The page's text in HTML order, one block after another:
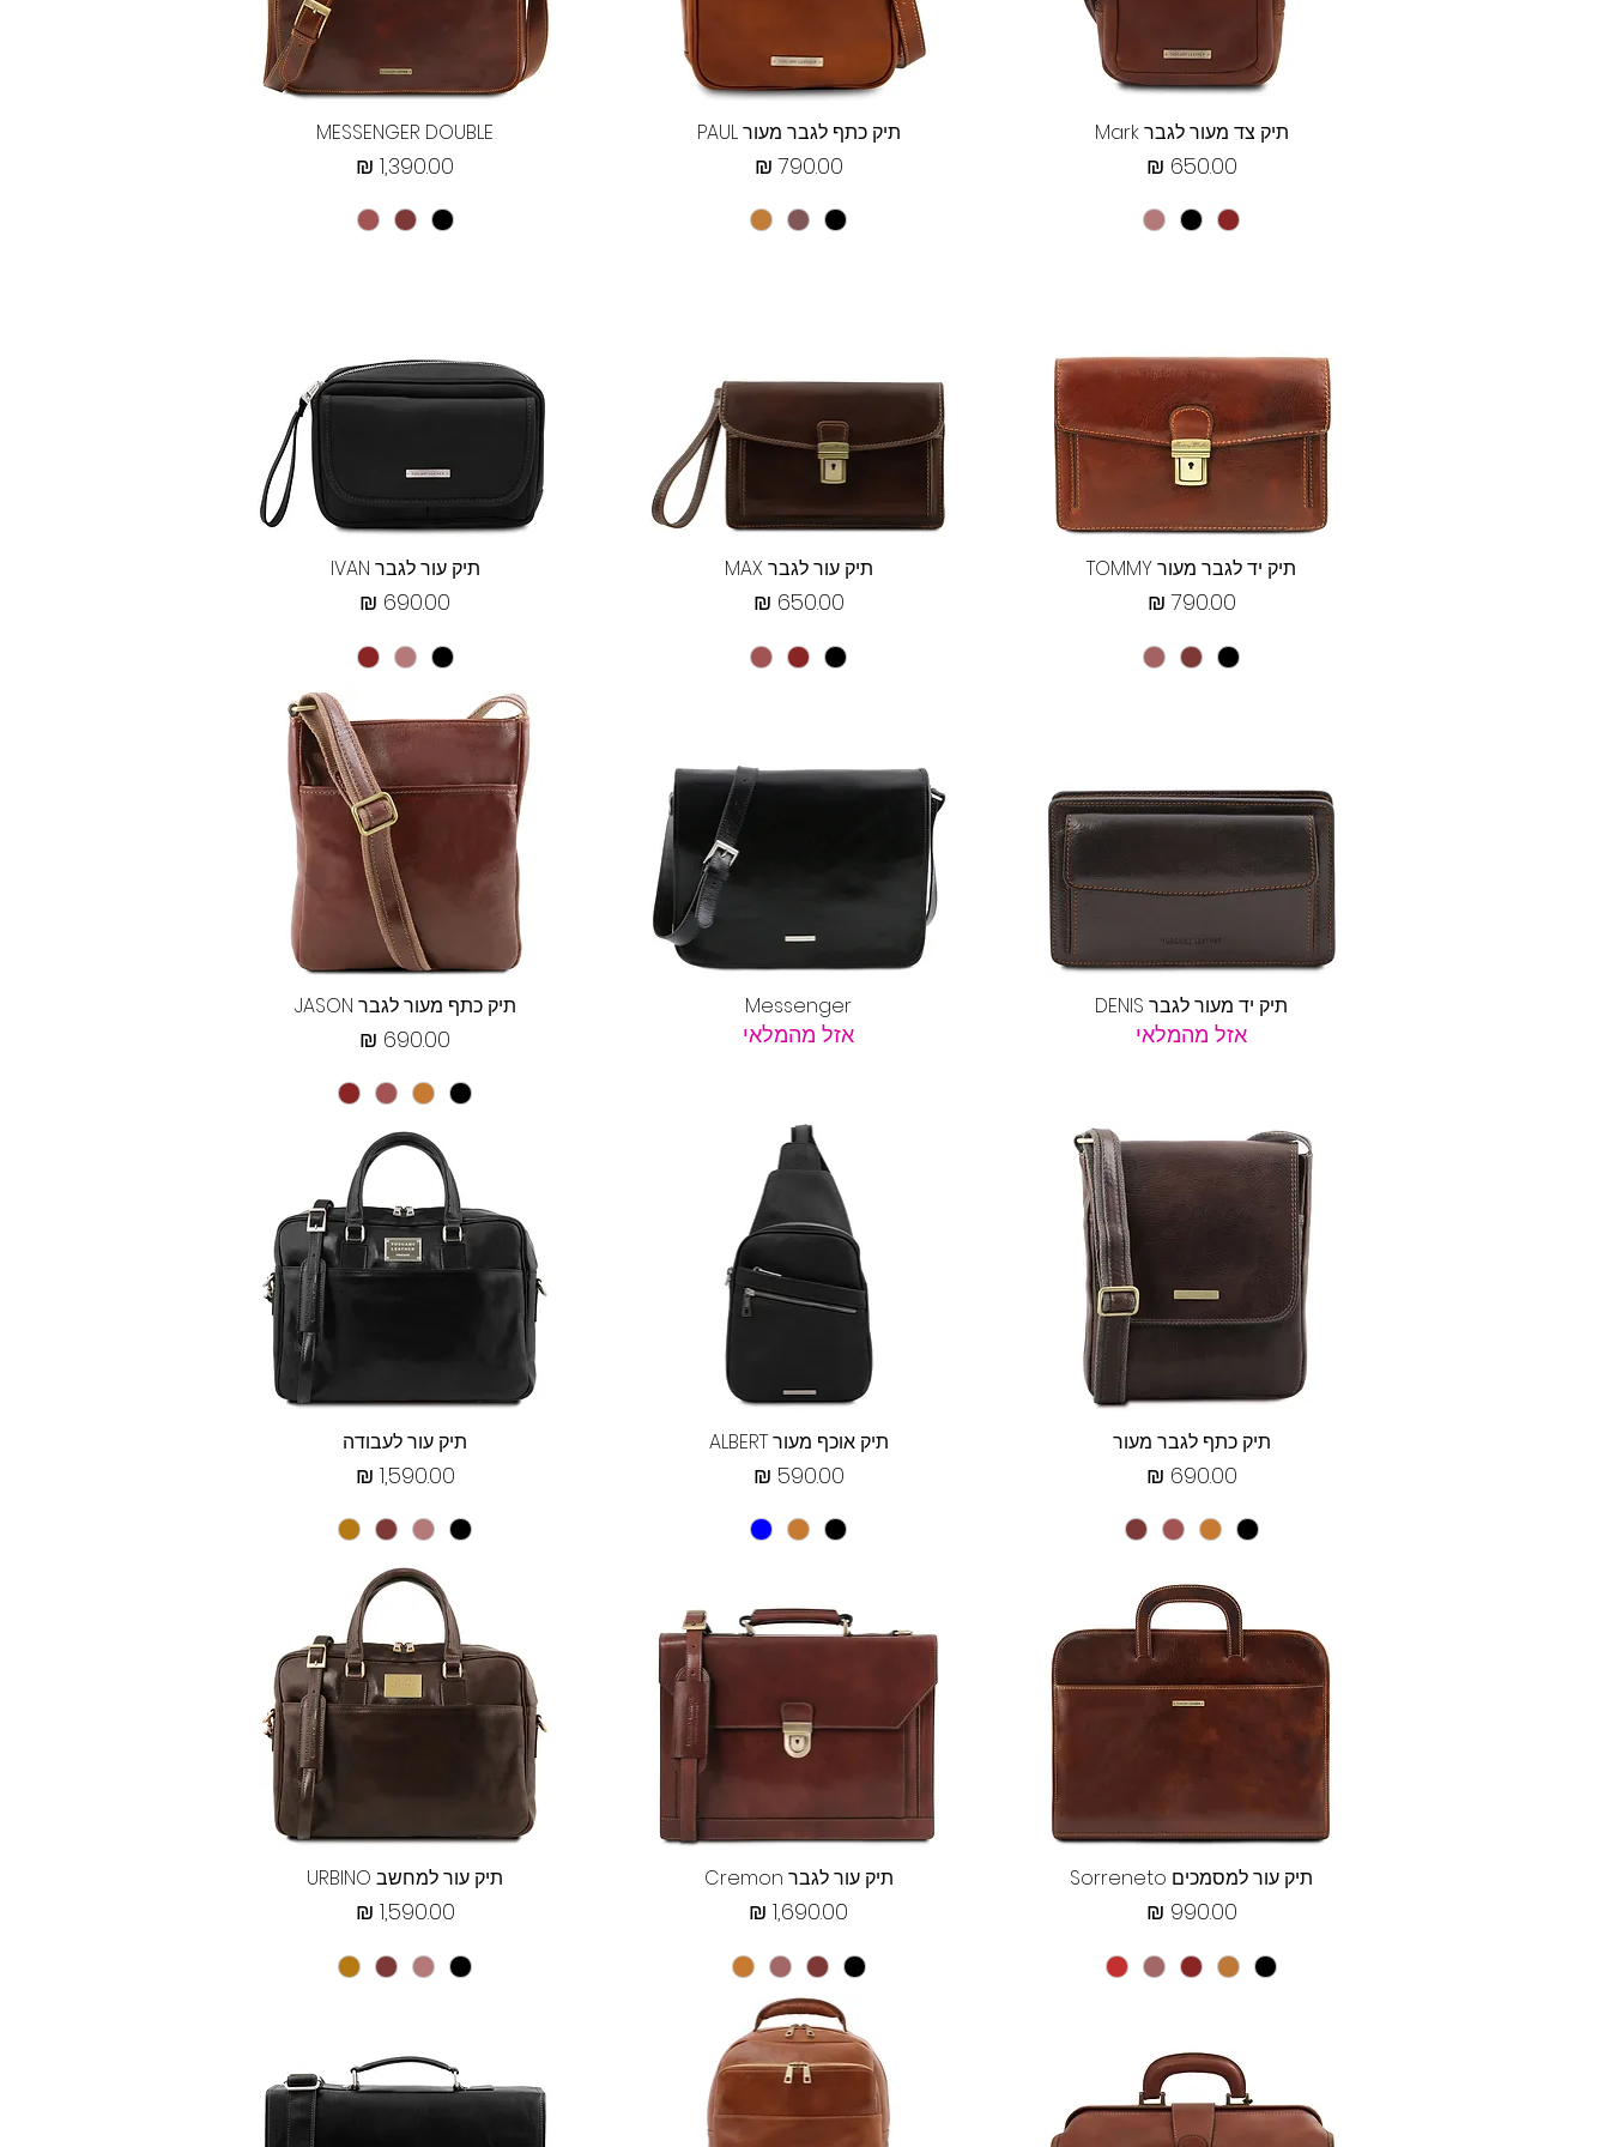
תצוגה מהירה
תיק צד מעור לגבר Mark
מחיר
תצוגה מהירה
תיק כתף לגבר מעור PAUL
מחיר
תצוגה מהירה
MESSENGER DOUBLE
מחיר
תצוגה מהירה
תיק יד לגבר מעור TOMMY
מחיר
תצוגה מהירה
תיק עור לגבר MAX
מחיר
תצוגה מהירה
תיק עור לגבר IVAN
מחיר
תצוגה מהירה
תיק יד מעור לגבר DENIS
אזל מהמלאי
תצוגה מהירה
Messenger
אזל מהמלאי
תצוגה מהירה
תיק כתף מעור לגבר JASON
מחיר
תצוגה מהירה
תיק כתף לגבר מעור
מחיר
תצוגה מהירה
תיק אוכף מעור ALBERT
מחיר
תצוגה מהירה
תיק עור לעבודה
מחיר
תצוגה מהירה
תיק עור למסמכים Sorreneto
מחיר
תצוגה מהירה
תיק עור לגבר Cremon
מחיר
תצוגה מהירה
תיק עור למחשב URBINO
מחיר